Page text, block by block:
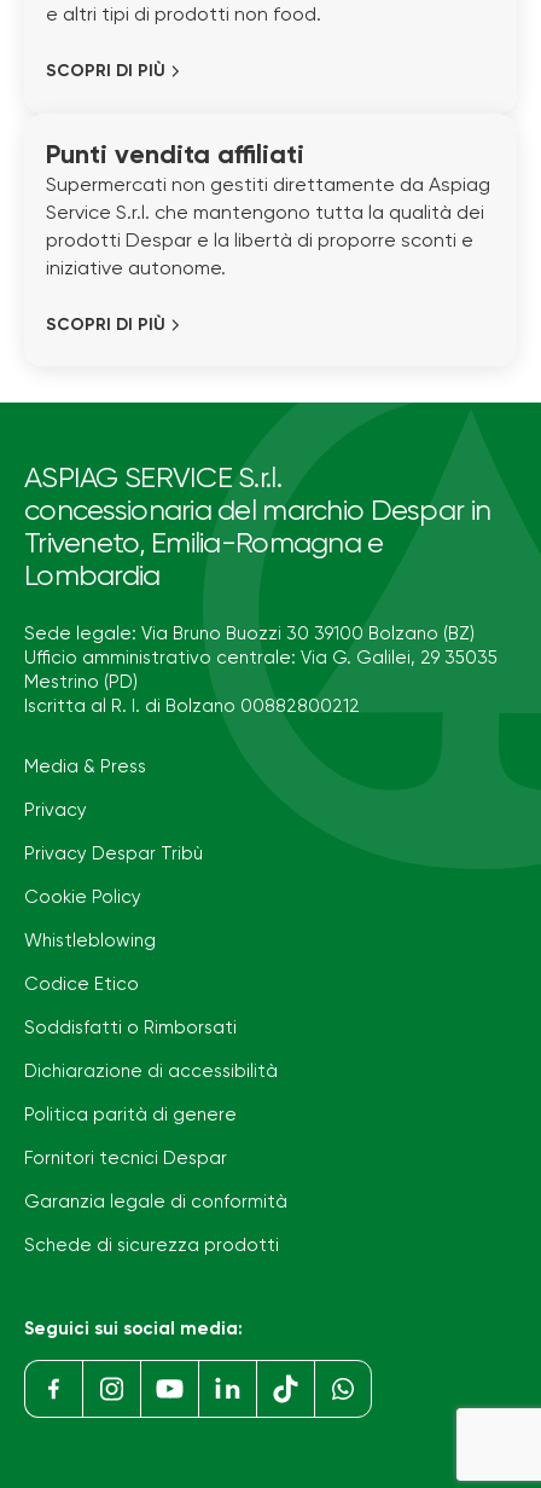
e altri tipi di prodotti non food.
SCOPRI DI PIÙ
Punti vendita affiliati
Supermercati non gestiti direttamente da Aspiag
Service S.r.l. che mantengono tutta la qualità dei
prodotti Despar e la libertà di proporre sconti e
iniziative autonome.
SCOPRI DI PIÙ
ASPIAG SERVICE S.r.l.
concessionaria del marchio Despar in
Triveneto, Emilia-Romagna e
Lombardia
Sede legale: Via Bruno Buozzi 30 39100 Bolzano (BZ)
Ufficio amministrativo centrale: Via G. Galilei, 29 35035
Mestrino (PD)
Iscritta al R. I. di Bolzano 00882800212
Media & Press
Privacy
Privacy Despar Tribù
Cookie Policy
Whistleblowing
Codice Etico
Soddisfatti o Rimborsati
Dichiarazione di accessibilità
Politica parità di genere
Fornitori tecnici Despar
Garanzia legale di conformità
Schede di sicurezza prodotti
Seguici sui social media: